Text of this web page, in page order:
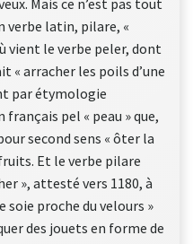
verbe latin, pilare, «
vient le verbe peler, dont
« arracher les poils d’une
par étymologie
français pel « peau » que,
second sens « ôter la
Et le verbe pilare
», attesté vers 1180, à
soie proche du velours »
des jouets en forme de